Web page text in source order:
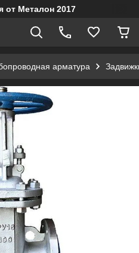
от Металон 2017
арматура